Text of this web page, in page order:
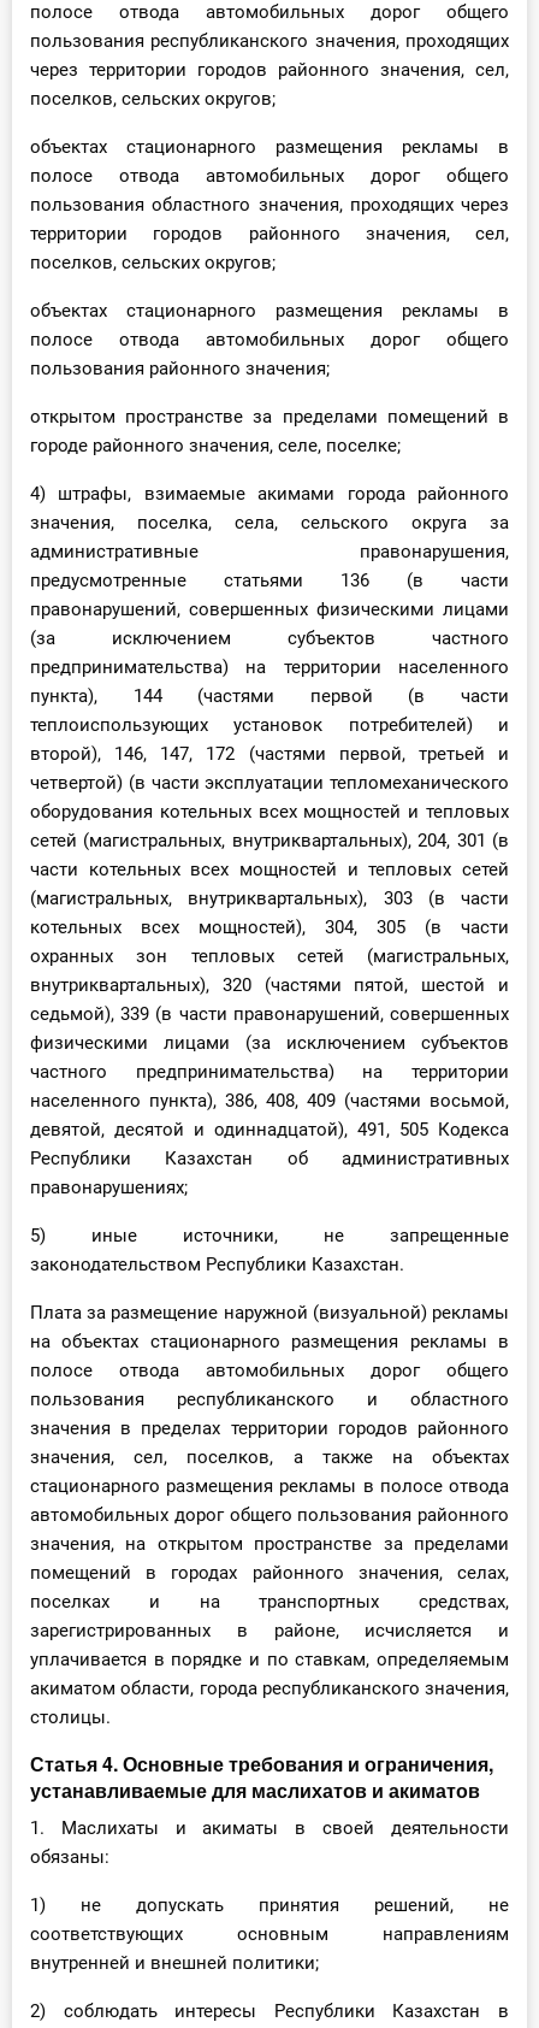
полосе отвода автомобильных дорог общего
пользования республиканского значения, проходящих
через территории городов районного значения, сел,
поселков, сельских округов;
объектах стационарного размещения рекламы в
полосе отвода автомобильных дорог общего
пользования областного значения, проходящих через
территории городов районного значения, сел,
поселков, сельских округов;
объектах стационарного размещения рекламы в
полосе отвода автомобильных дорог общего
пользования районного значения;
открытом пространстве за пределами помещений в
городе районного значения, селе, поселке;
4) штрафы, взимаемые акимами города районного
значения, поселка, села, сельского округа за
административные правонарушения,
предусмотренные статьями 136 (в части
правонарушений, совершенных физическими лицами
(за исключением субъектов частного
предпринимательства) на территории населенного
пункта), 144 (частями первой (в части
теплоиспользующих установок потребителей) и
второй), 146, 147, 172 (частями первой, третьей и
четвертой) (в части эксплуатации тепломеханического
оборудования котельных всех мощностей и тепловых
сетей (магистральных, внутриквартальных), 204, 301 (в
части котельных всех мощностей и тепловых сетей
(магистральных, внутриквартальных), 303 (в части
котельных всех мощностей), 304, 305 (в части
охранных зон тепловых сетей (магистральных,
внутриквартальных), 320 (частями пятой, шестой и
седьмой), 339 (в части правонарушений, совершенных
физическими лицами (за исключением субъектов
частного предпринимательства) на территории
населенного пункта), 386, 408, 409 (частями восьмой,
девятой, десятой и одиннадцатой), 491, 505 Кодекса
Республики Казахстан об административных
правонарушениях;
5) иные источники, не запрещенные
законодательством Республики Казахстан.
Плата за размещение наружной (визуальной) рекламы
на объектах стационарного размещения рекламы в
полосе отвода автомобильных дорог общего
пользования республиканского и областного
значения в пределах территории городов районного
значения, сел, поселков, а также на объектах
стационарного размещения рекламы в полосе отвода
автомобильных дорог общего пользования районного
значения, на открытом пространстве за пределами
помещений в городах районного значения, селах,
поселках и на транспортных средствах,
зарегистрированных в районе, исчисляется и
уплачивается в порядке и по ставкам, определяемым
акиматом области, города республиканского значения,
столицы.
Статья 4. Основные требования и ограничения,
устанавливаемые для маслихатов и акиматов
1. Маслихаты и акиматы в своей деятельности
обязаны:
1) не допускать принятия решений, не
соответствующих основным направлениям
внутренней и внешней политики;
2) соблюдать интересы Республики Казахстан в